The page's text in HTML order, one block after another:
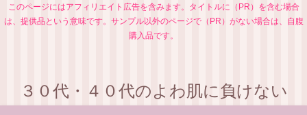
このページにはアフィリエイト広告を含みます。タイトルに（PR）を含む場合
は、提供品という意味です。サンプル以外のページで（PR）がない場合は、自腹
購入品です。
３０代・４０代のよわ肌に負けない